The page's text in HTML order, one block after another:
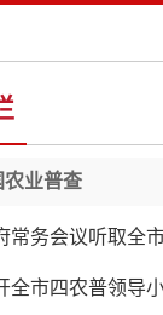
农业普查
常务会议听取全
全市四农普领导